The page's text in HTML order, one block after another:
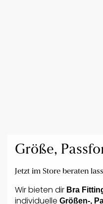
Größe,
Jetzt im Store beraten
Wir bieten dir Bra
individuelle Größen-,